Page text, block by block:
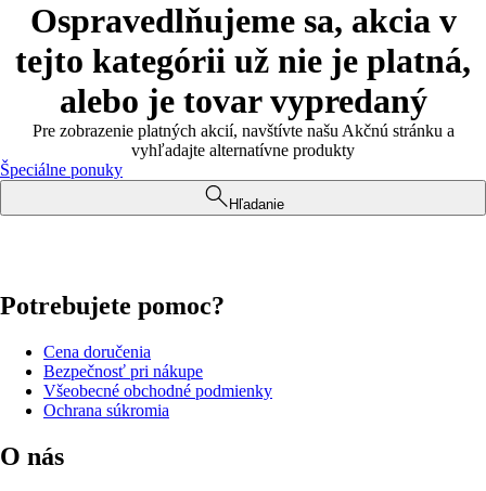
Ospravedlňujeme sa, akcia v
tejto kategórii už nie je platná,
alebo je tovar vypredaný
Pre zobrazenie platných akcií, navštívte našu Akčnú stránku a
vyhľadajte alternatívne produkty
Špeciálne ponuky
Hľadanie
Potrebujete pomoc?
Cena doručenia
Bezpečnosť pri nákupe
Všeobecné obchodné podmienky
Ochrana súkromia
O nás